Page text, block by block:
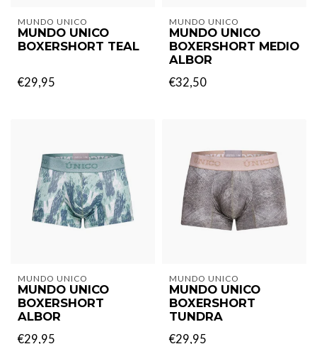
MUNDO UNICO
MUNDO UNICO
BOXERSHORT TEAL
€29,95
MUNDO UNICO
MUNDO UNICO
BOXERSHORT MEDIO
ALBOR
€32,50
MUNDO UNICO
MUNDO UNICO
BOXERSHORT
ALBOR
€29,95
MUNDO UNICO
MUNDO UNICO
BOXERSHORT
TUNDRA
€29,95